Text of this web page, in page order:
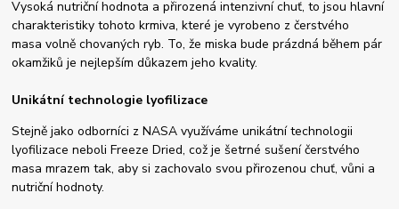
Vysoká nutriční hodnota a přirozená intenzivní chuť, to jsou hlavní
charakteristiky tohoto krmiva, které je vyrobeno z čerstvého
masa volně chovaných ryb. To, že miska bude prázdná během pár
okamžiků je nejlepším důkazem jeho kvality.
Unikátní technologie lyofilizace
Stejně jako odborníci z NASA využíváme unikátní technologii
lyofilizace neboli Freeze Dried, což je šetrné sušení čerstvého
masa mrazem tak, aby si zachovalo svou přirozenou chuť, vůni a
nutriční hodnoty.